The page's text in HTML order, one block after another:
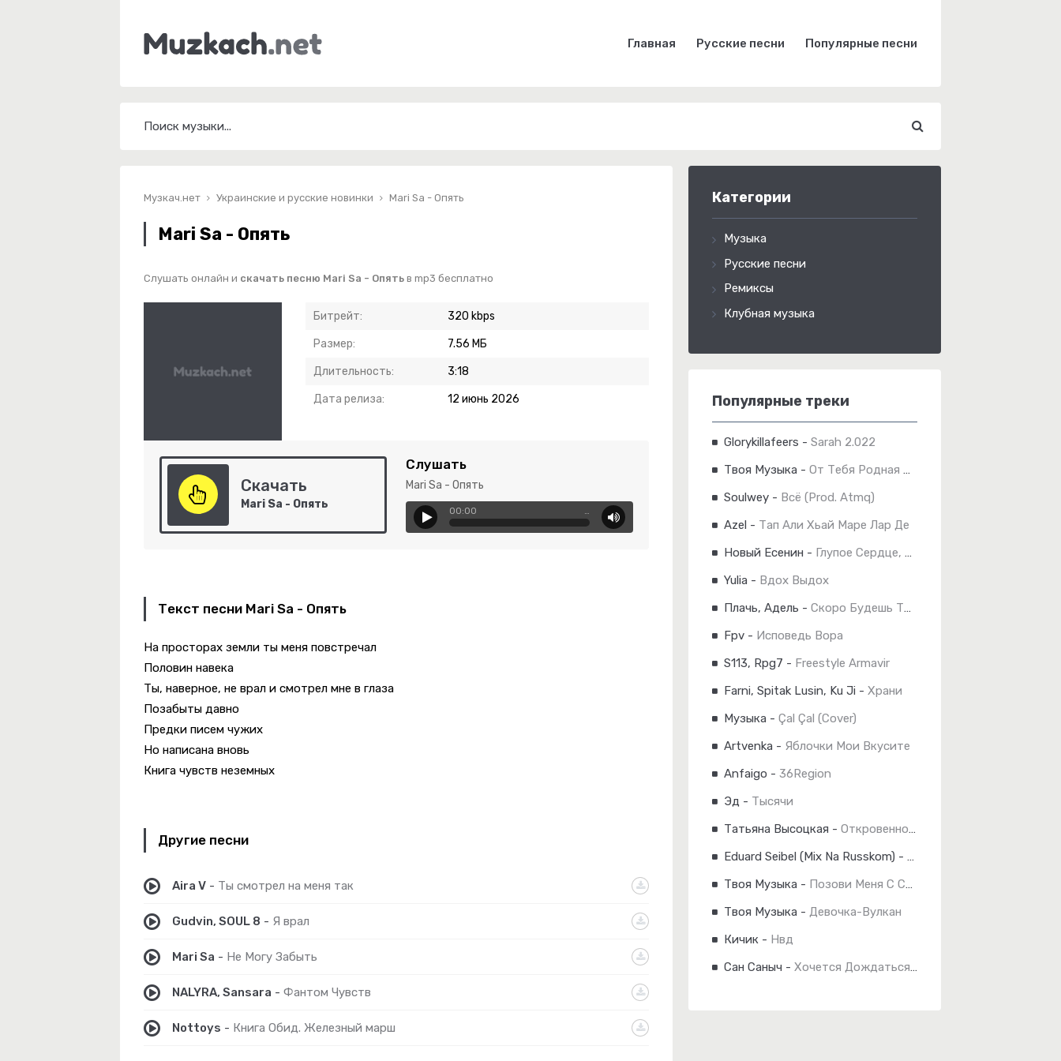
Главная Русские песни Популярные песни
Музкач.нет Украинские и русские новинки Mari Sa - Опять
Mari Sa - Опять
Слушать онлайн и скачать песню Mari Sa - Опять в mp3 бесплатно
Битрейт: 320 kbps
Размер: 7.56 МБ
Длительность: 3:18
Дата релиза: 12 июнь 2026
Скачать
Mari Sa - Опять
Слушать
Mari Sa - Опять
00:00 …
Текст песни Mari Sa - Опять
На просторах земли ты меня повстречал
Половин навека
Ты, наверное, не врал и смотрел мне в глаза
Позабыты давно
Предки писем чужих
Но написана вновь
Книга чувств неземных
Другие песни
Aira V - Ты смотрел на меня так
Gudvin, SOUL 8 - Я врал
Mari Sa - Не Могу Забыть
NALYRA, Sansara - Фантом Чувств
Nottoys - Книга Обид. Железный марш
Категории
Музыка
Русские песни
Ремиксы
Клубная музыка
Популярные треки
Glorykillafeers - Sarah 2.022
Твоя Музыка - От Тебя Родная Кругом Голова
Soulwey - Всё (Prod. Atmq)
Azel - Тап Али Хьай Маре Лар Де
Новый Есенин - Глупое Сердце, Не Бейся
Yulia - Вдох Выдох
Плачь, Адель - Скоро Будешь Ты Сиять
Fpv - Исповедь Вора
S113, Rpg7 - Freestyle Armavir
Farni, Spitak Lusin, Ku Ji - Храни
Музыка - Çal Çal (Cover)
Artvenka - Яблочки Мои Вкусите
Anfaigo - 36Region
Эд - Тысячи
Татьяна Высоцкая - Откровенность
Eduard Seibel (Mix Na Russkom) - Эхо Прошлых Лет
Твоя Музыка - Позови Меня С Собой
Твоя Музыка - Девочка-Вулкан
Кичик - Нвд
Сан Саныч - Хочется Дождаться Мира